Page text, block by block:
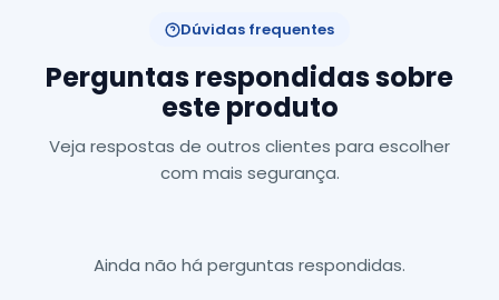
Dúvidas frequentes
Perguntas respondidas sobre
este produto
Veja respostas de outros clientes para escolher
com mais segurança.
Ainda não há perguntas respondidas.